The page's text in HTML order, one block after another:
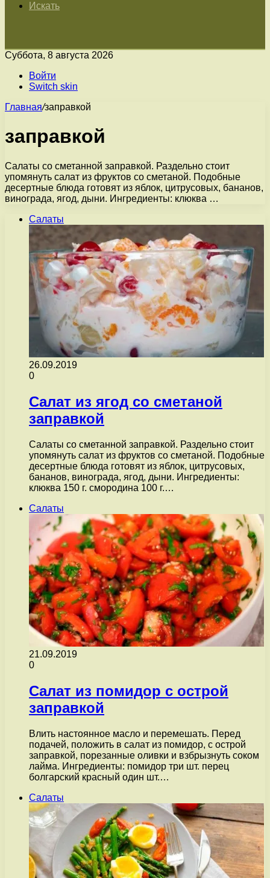
Искать
Суббота, 8 августа 2026
Войти
Switch skin
Главная/заправкой
заправкой
Салаты со сметанной заправкой. Раздельно стоит
упомянуть салат из фруктов со сметаной. Подобные
десертные блюда готовят из яблок, цитрусовых, бананов,
винограда, ягод, дыни. Ингредиенты: клюква …
Салаты
26.09.2019
0
Салат из ягод со сметаной
заправкой
Салаты со сметанной заправкой. Раздельно стоит
упомянуть салат из фруктов со сметаной. Подобные
десертные блюда готовят из яблок, цитрусовых,
бананов, винограда, ягод, дыни. Ингредиенты:
клюква 150 г. смородина 100 г.…
Салаты
21.09.2019
0
Салат из помидор с острой
заправкой
Влить настоянное масло и перемешать. Перед
подачей, положить в салат из помидор, с острой
заправкой, порезанные оливки и взбрызнуть соком
лайма. Ингредиенты: помидор три шт. перец
болгарский красный один шт.…
Салаты